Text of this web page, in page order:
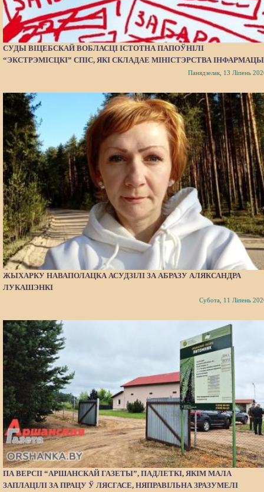
СУДЫ ВІЦЕБСКАЙ ВОБЛАСЦІ ІСТОТНА ПАПОЎНІЛІ
“ЭКСТРЭМІСЦКІ” СПІС, ЯКІ СКЛАДАЕ МІНІСТЭРСТВА
Панядзелак, 13 Ліпень
ЖЫХАРКУ НАВАПОЛАЦКА АСУДЗІЛІ ЗА АБРАЗУ АЛЯКСАНДРА
ЛУКАШЭНКІ
Субота, 11 Ліпень
ПА ВЕРСІІ “АРШАНСКАЙ ГАЗЕТЫ”, ПАДЛЕТКІ, ЯКІМ МАЛА
ЗАПЛАЦІЛІ ЗА ПРАЦУ Ў ЛЯСГАСЕ, НЯПРАВІЛЬНА ЗРАЗУМЕЛІ